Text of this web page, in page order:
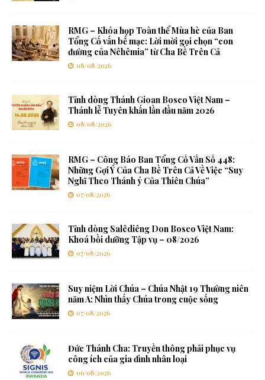
RMG – Khóa họp Toàn thể Mùa hè của Ban
Tổng Cố vấn bế mạc: Lời mời gọi chọn “con
đường của Nêhêmia” từ Cha Bề Trên Cả
08/08/2026
Tỉnh dòng Thánh Gioan Bosco Việt Nam –
Thánh lễ Tuyên khấn lần đầu năm 2026
08/08/2026
RMG – Công Báo Ban Tổng Cố Vấn Số 448:
Những Gợi Ý Của Cha Bề Trên Cả Về Việc “Suy
Nghĩ Theo Thánh ý Của Thiên Chúa”
07/08/2026
Tỉnh dòng Salêdiêng Don Bosco Việt Nam:
Khoá bồi dưỡng Tập vụ – 08/2026
07/08/2026
Suy niệm Lời Chúa – Chúa Nhật 19 Thường niên
năm A: Nhìn thấy Chúa trong cuộc sống
07/08/2026
Đức Thánh Cha: Truyền thông phải phục vụ
công ích của gia đình nhân loại
06/08/2026